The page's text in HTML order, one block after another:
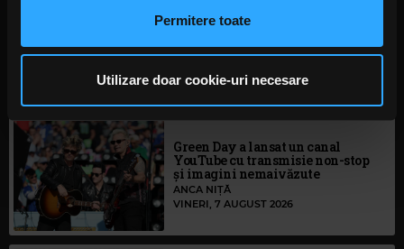
a analiza traficul. De asemenea, le oferim partenerilor de
privire la modul în care folosiți site-ul nostru. Aceștia le
pot combina cu alte informații oferite de dvs. sau culese
continuați să utilizați website-ul nostru, sunteți de acord
cu utilizarea modulelor noastre cookie.
Permitere toate
Utilizare doar cookie-uri necesare
Rock News
MAI MULT
Green Day a lansat un canal
YouTube cu transmisie non-stop
și imagini nemaivăzute
ANCA NIȚĂ
VINERI, 7 AUGUST 2026